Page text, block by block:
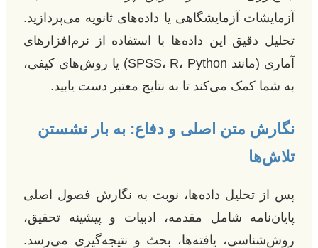
آزمایشات آزمایشگاهی یا داده‌های ثانویه می‌پردازید.
تحلیل دقیق این داده‌ها با استفاده از نرم‌افزارهای
آماری (مانند SPSS، R، Python) یا روش‌های کیفی،
به شما کمک می‌کند تا به نتایج معتبر دست یابید.
نگارش متن اصلی و دفاع: به بار نشستن
تلاش‌ها
پس از تحلیل داده‌ها، نوبت به نگارش فصول اصلی
پایان‌نامه شامل مقدمه، ادبیات و پیشینه تحقیق،
روش‌شناسی، یافته‌ها، بحث و نتیجه‌گیری می‌رسد.